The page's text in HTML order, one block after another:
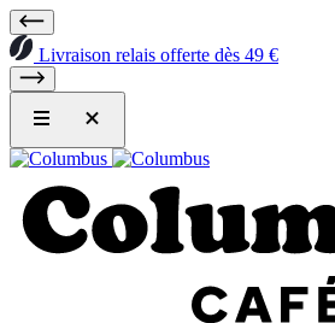
Livraison relais offerte dès 49 €